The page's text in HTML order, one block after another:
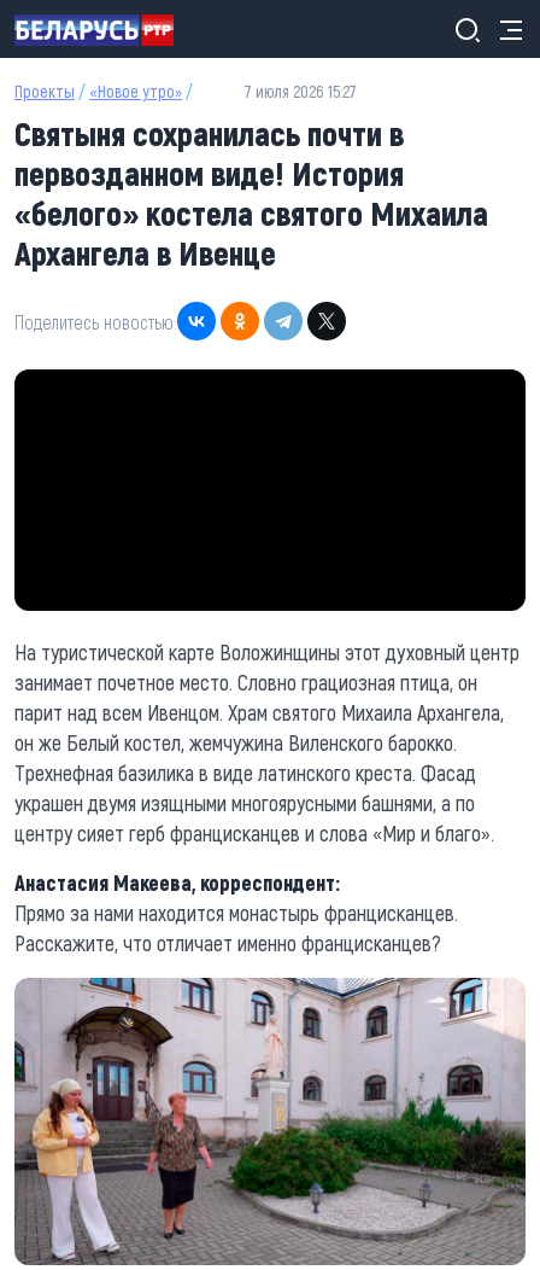
Перейти к основному содержанию
Проекты / «Новое утро» / 7 июля 2026 15:27
Святыня сохранилась почти в
первозданном виде! История
«белого» костела святого Михаила
Архангела в Ивенце
Поделитесь новостью:
На туристической карте Воложинщины этот духовный центр
занимает почетное место. Словно грациозная птица, он
парит над всем Ивенцом. Храм святого Михаила Архангела,
он же Белый костел, жемчужина Виленского барокко.
Трехнефная базилика в виде латинского креста. Фасад
украшен двумя изящными многоярусными башнями, а по
центру сияет герб францисканцев и слова «Мир и благо».
Анастасия Макеева, корреспондент:
Прямо за нами находится монастырь францисканцев.
Расскажите, что отличает именно францисканцев?